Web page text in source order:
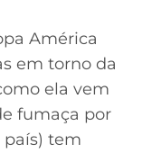
América
em torno da
ela vem
fumaça por
tem